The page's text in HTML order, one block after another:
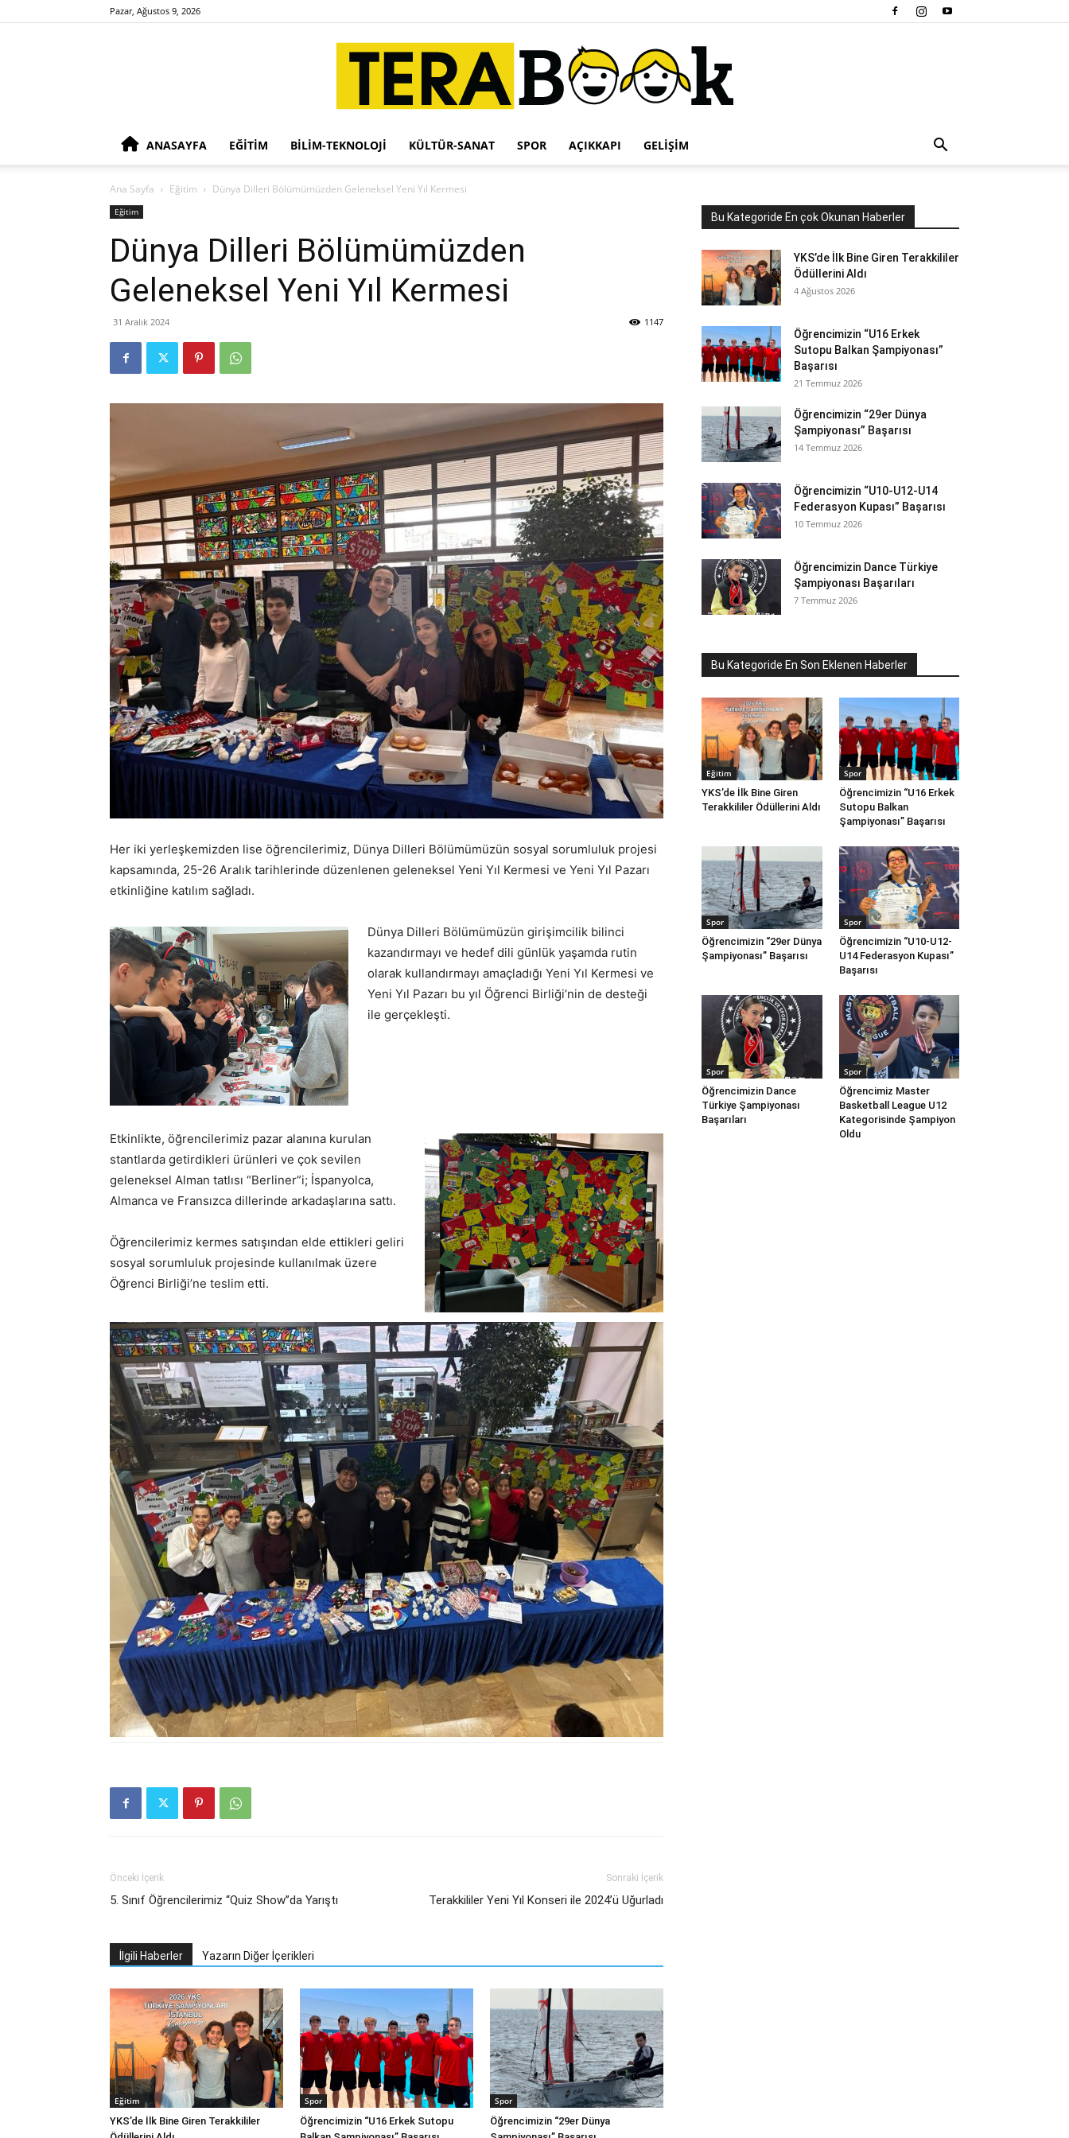
Pazar, Ağustos 9, 2026
ANASAYFA EĞITIM BILIM-TEKNOLOJI KÜLTÜR-SANAT SPOR AÇIKKAPI GELIŞIM
Ana Sayfa Eğitim Dünya Dilleri Bölümümüzden Geleneksel Yeni Yıl Kermesi
Eğitim
Dünya Dilleri Bölümümüzden
Geleneksel Yeni Yıl Kermesi
31 Aralık 2024 1147
Her iki yerleşkemizden lise öğrencilerimiz, Dünya Dilleri Bölümümüzün sosyal sorumluluk projesi
kapsamında, 25-26 Aralık tarihlerinde düzenlenen geleneksel Yeni Yıl Kermesi ve Yeni Yıl Pazarı
etkinliğine katılım sağladı.
Dünya Dilleri Bölümümüzün girişimcilik bilinci
kazandırmayı ve hedef dili günlük yaşamda rutin
olarak kullandırmayı amaçladığı Yeni Yıl Kermesi ve
Yeni Yıl Pazarı bu yıl Öğrenci Birliği’nin de desteği
ile gerçekleşti.
Etkinlikte, öğrencilerimiz pazar alanına kurulan
stantlarda getirdikleri ürünleri ve çok sevilen
geleneksel Alman tatlısı “Berliner”i; İspanyolca,
Almanca ve Fransızca dillerinde arkadaşlarına sattı.
Öğrencilerimiz kermes satışından elde ettikleri geliri
sosyal sorumluluk projesinde kullanılmak üzere
Öğrenci Birliği’ne teslim etti.
Önceki İçerik
5. Sınıf Öğrencilerimiz “Quiz Show”da Yarıştı
Sonraki İçerik
Terakkililer Yeni Yıl Konseri ile 2024’ü Uğurladı
İlgili Haberler Yazarın Diğer İçerikleri
Eğitim
YKS’de İlk Bine Giren Terakkililer
Spor
Öğrencimizin “U16 Erkek Sutopu
Spor
Öğrencimizin “29er Dünya
Bu Kategoride En çok Okunan Haberler
YKS’de İlk Bine Giren Terakkililer
Ödüllerini Aldı
4 Ağustos 2026
Öğrencimizin “U16 Erkek
Sutopu Balkan Şampiyonası”
Başarısı
21 Temmuz 2026
Öğrencimizin “29er Dünya
Şampiyonası” Başarısı
14 Temmuz 2026
Öğrencimizin “U10-U12-U14
Federasyon Kupası” Başarısı
10 Temmuz 2026
Öğrencimizin Dance Türkiye
Şampiyonası Başarıları
7 Temmuz 2026
Bu Kategoride En Son Eklenen Haberler
Eğitim
YKS’de İlk Bine Giren
Terakkililer Ödüllerini Aldı
Spor
Öğrencimizin “U16 Erkek
Sutopu Balkan
Şampiyonası” Başarısı
Spor
Öğrencimizin “29er Dünya
Şampiyonası” Başarısı
Spor
Öğrencimizin “U10-U12-
U14 Federasyon Kupası”
Başarısı
Spor
Öğrencimizin Dance
Türkiye Şampiyonası
Başarıları
Spor
Öğrencimiz Master
Basketball League U12
Kategorisinde Şampiyon
Oldu